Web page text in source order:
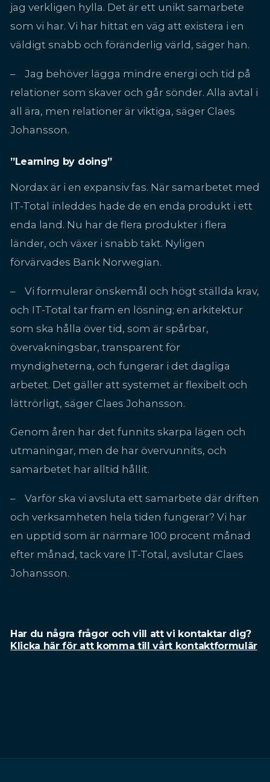
jag verkligen hylla. Det är ett unikt samarbete
som vi har. Vi har hittat en väg att existera i en
väldigt snabb och föränderlig värld, säger han.
– Jag behöver lägga mindre energi och tid på
relationer som skaver och går sönder. Alla avtal i
all ära, men relationer är viktiga, säger Claes
Johansson.
”Learning by doing”
Nordax är i en expansiv fas. När samarbetet med
IT-Total inleddes hade de en enda produkt i ett
enda land. Nu har de flera produkter i flera
länder, och växer i snabb takt. Nyligen
förvärvades Bank Norwegian.
– Vi formulerar önskemål och högt ställda krav,
och IT-Total tar fram en lösning; en arkitektur
som ska hålla över tid, som är spårbar,
övervakningsbar, transparent för
myndigheterna, och fungerar i det dagliga
arbetet. Det gäller att systemet är flexibelt och
lättrörligt, säger Claes Johansson.
Genom åren har det funnits skarpa lägen och
utmaningar, men de har övervunnits, och
samarbetet har alltid hållit.
– Varför ska vi avsluta ett samarbete där driften
och verksamheten hela tiden fungerar? Vi har
en upptid som är närmare 100 procent månad
efter månad, tack vare IT-Total, avslutar Claes
Johansson.
Har du några frågor och vill att vi kontaktar dig?
Klicka här för att komma till vårt kontaktformulär